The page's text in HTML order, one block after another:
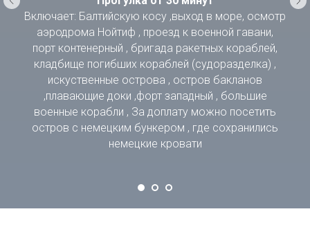
Включает: Балтийскую косу ,выход в море, осмотр
аэродрома Нойтиф , проезд к военной гавани,
порт контенерный , бригада ракетных кораблей,
кладбище погибших кораблей (судоразделка) ,
искуственные острова , остров бакланов
,плавающие доки ,форт западный , большие
военные корабли , За доплату можно посетить
остров с немецким бункером , где сохранились
немецкие кровати